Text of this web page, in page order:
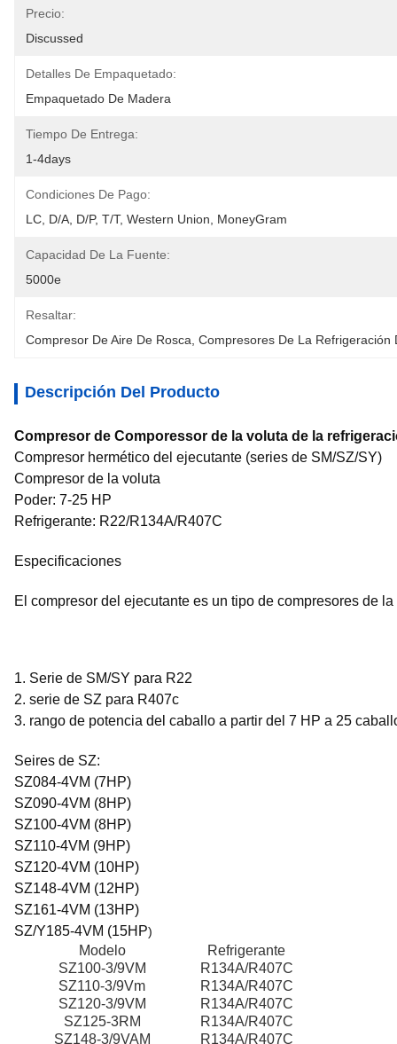
Precio:
Discussed
Detalles De Empaquetado:
Empaquetado De Madera
Tiempo De Entrega:
1-4days
Condiciones De Pago:
LC, D/A, D/P, T/T, Western Union, MoneyGram
Capacidad De La Fuente:
5000e
Resaltar:
Compresor De Aire De Rosca Compresores De La Refrigeración
Descripción Del Producto
Compresor de Comporessor de la voluta de la
Compresor hermético del ejecutante (series de SM/SZ/SY)
Compresor de la voluta
Poder: 7-25 HP
Refrigerante: R22/R134A/R407C
Especificaciones
El compresor del ejecutante es un tipo de compresores de
1. Serie de SM/SY para R22
2. serie de SZ para R407c
3. rango de potencia del caballo a partir del 7 HP a 25
Seires de SZ:
SZ084-4VM (7HP)
SZ090-4VM (8HP)
SZ100-4VM (8HP)
SZ110-4VM (9HP)
SZ120-4VM (10HP)
SZ148-4VM (12HP)
SZ161-4VM (13HP)
SZ/Y185-4VM (15HP)
Modelo
Refrigerante
SZ100-3/9VM
R134A/R407C
SZ110-3/9Vm
R134A/R407C
SZ120-3/9VM
R134A/R407C
SZ125-3RM
R134A/R407C
SZ148-3/9VAM
R134A/R407C